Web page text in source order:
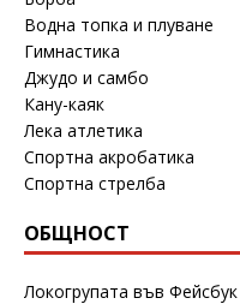
Водна топка и плуване
Гимнастика
Джудо и самбо
Кану-каяк
Лека атлетика
Спортна акробатика
Спортна стрелба
ОБЩНОСТ
Локогрупата във Фейсбук